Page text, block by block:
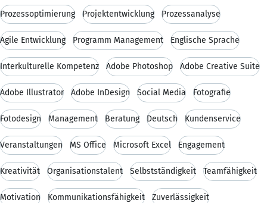
Prozessoptimierung Projektentwicklung Prozessanalyse
Agile Entwicklung Programm Management Englische Sprache
Interkulturelle Kompetenz Adobe Photoshop Adobe Creative Suite
Adobe Illustrator Adobe InDesign Social Media Fotografie
Fotodesign Management Beratung Deutsch Kundenservice
Veranstaltungen MS Office Microsoft Excel Engagement
Kreativität Organisationstalent Selbstständigkeit Teamfähigkeit
Motivation Kommunikationsfähigkeit Zuverlässigkeit